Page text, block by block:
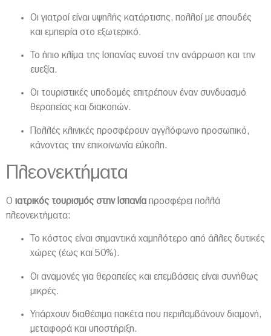
Οι γιατροί είναι υψηλής κατάρτισης, πολλοί με σπουδές
και εμπειρία στο εξωτερικό.
Το ήπιο κλίμα της Ισπανίας ευνοεί την ανάρρωση και την
ευεξία.
Οι τουριστικές υποδομές επιτρέπουν έναν συνδυασμό
θεραπείας και διακοπών.
Πολλές κλινικές προσφέρουν αγγλόφωνο προσωπικό,
κάνοντας την επικοινωνία εύκολη.
Πλεονεκτήματα
Ο ιατρικός τουρισμός στην Ισπανία προσφέρει πολλά
πλεονεκτήματα:
Το κόστος είναι σημαντικά χαμηλότερο από άλλες δυτικές
χώρες (έως και 50%).
Οι αναμονές για θεραπείες και επεμβάσεις είναι συνήθως
μικρές.
Υπάρχουν διαθέσιμα πακέτα που περιλαμβάνουν διαμονή,
μεταφορά και υποστήριξη.